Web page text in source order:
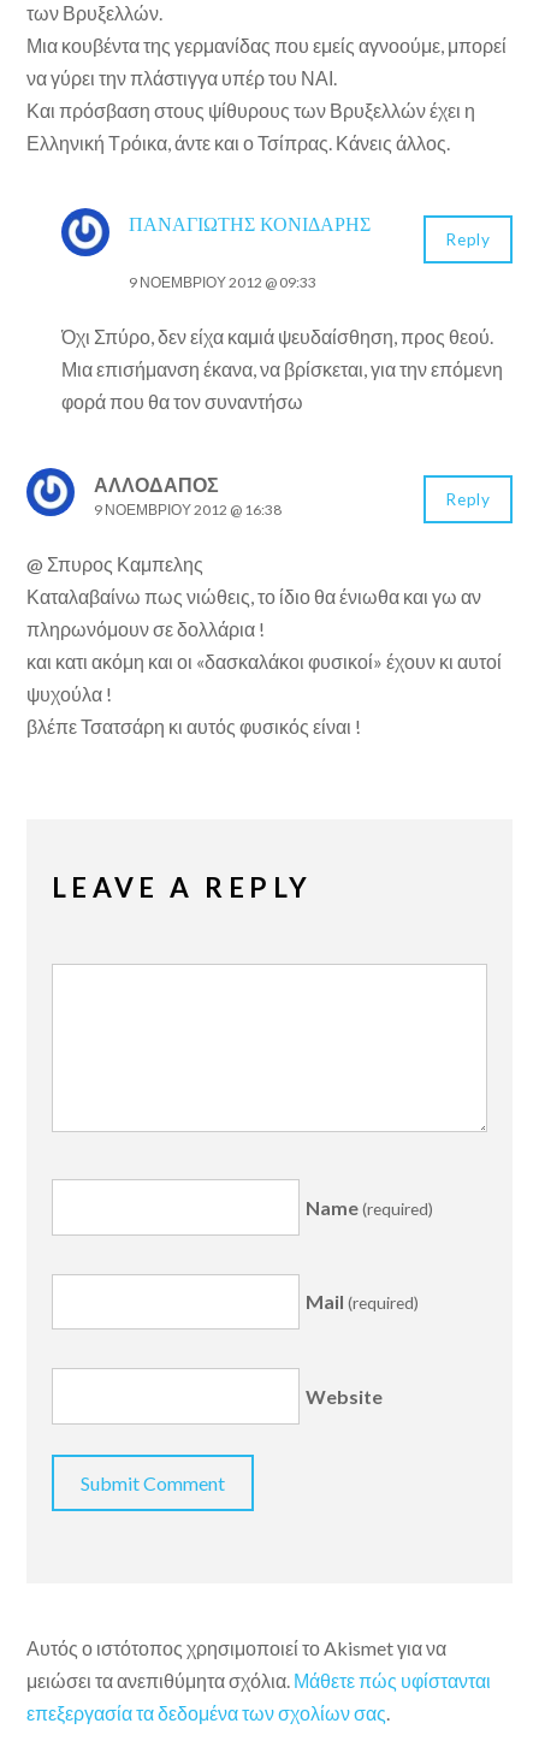
των Βρυξελλών.
Μια κουβέντα της γερμανίδας που εμείς αγνοούμε, μπορεί
να γύρει την πλάστιγγα υπέρ του ΝΑΙ.
Και πρόσβαση στους ψίθυρους των Βρυξελλών έχει η
Ελληνική Τρόικα, άντε και ο Τσίπρας. Κάνεις άλλος.
ΠΑΝΑΓΙΏΤΗΣ ΚΟΝΙΔΆΡΗΣ
9 ΝΟΕΜΒΡΊΟΥ 2012 @ 09:33
Όχι Σπύρο, δεν είχα καμιά ψευδαίσθηση, προς θεού.
Μια επισήμανση έκανα, να βρίσκεται, για την επόμενη
φορά που θα τον συναντήσω
Reply
ΑΛΛΟΔΑΠΟΣ
9 ΝΟΕΜΒΡΊΟΥ 2012 @ 16:38
@ Σπυρος Καμπελης
Καταλαβαίνω πως νιώθεις, το ίδιο θα ένιωθα και γω αν
πληρωνόμουν σε δολλάρια !
και κατι ακόμη και οι «δασκαλάκοι φυσικοί» έχουν κι αυτοί
ψυχούλα !
βλέπε Τσατσάρη κι αυτός φυσικός είναι !
Reply
LEAVE A REPLY
Name(required)
Mail (required)
Website
Αυτός ο ιστότοπος χρησιμοποιεί το Akismet για να
μειώσει τα ανεπιθύμητα σχόλια. Μάθετε πώς υφίστανται
επεξεργασία τα δεδομένα των σχολίων σας